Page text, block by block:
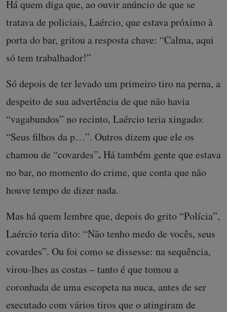
Há quem diga que, ao ouvir anúncio de que se
tratava de policiais, Laércio, que estava próximo à
porta do bar, gritou a resposta chave: “Calma, aqui
só tem trabalhador!”
Só depois de ter levado um primeiro tiro na perna, a
despeito de sua advertência de que não havia
“vagabundos” no recinto, Laércio teria xingado:
“Seus filhos da p…”. Outros dizem que ele os
chamou de “covardes”. Há também gente que estava
no bar, no momento do crime, que conta que não
houve tempo de dizer nada.
Mas há quem lembre que, depois do grito “Polícia”,
Laércio teria dito: “Não tenho medo de vocês, seus
covardes”. Ou foi como se dissesse: na sequência,
virou-lhes as costas – tanto é que tomou a
coronhada de uma escopeta na nuca, antes de ser
executado com vários tiros que o atingiram de